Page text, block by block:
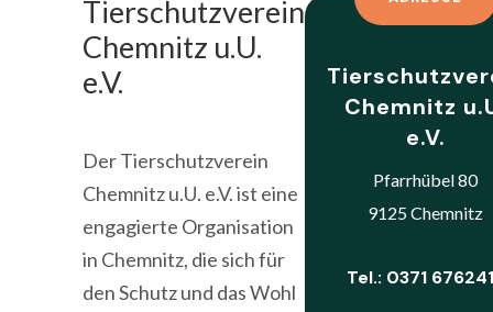
Tierschutzverein
Chemnitz u.U.
e.V.
Der Tierschutzverein
Chemnitz u.U. e.V. ist eine
engagierte Organisation
in Chemnitz, die sich für
den Schutz und das Wohl
Chemnitz
e.V.
Pfarrhübel 80
9125 Chemnitz
Tel.: 0371